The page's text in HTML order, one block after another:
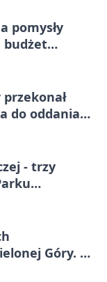
pomysły
budżet
do oddania
- trzy
Góry. To